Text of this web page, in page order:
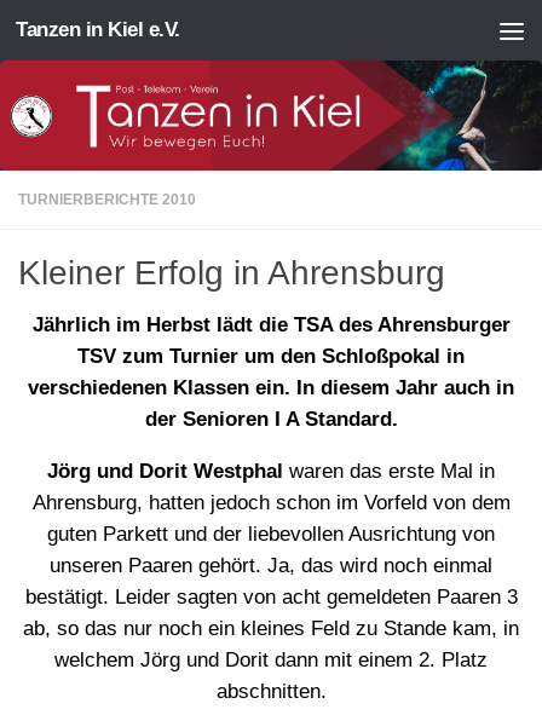
Zum Inhalt springen
Tanzen in Kiel e.V.
TURNIERBERICHTE 2010
Kleiner Erfolg in Ahrensburg
Jährlich im Herbst lädt die TSA des Ahrensburger
TSV zum Turnier um den Schloßpokal in
verschiedenen Klassen ein. In diesem Jahr auch in
der Senioren I A Standard.
Jörg und Dorit Westphal waren das erste Mal in
Ahrensburg, hatten jedoch schon im Vorfeld von dem
guten Parkett und der liebevollen Ausrichtung von
unseren Paaren gehört. Ja, das wird noch einmal
bestätigt. Leider sagten von acht gemeldeten Paaren 3
ab, so das nur noch ein kleines Feld zu Stande kam, in
welchem Jörg und Dorit dann mit einem 2. Platz
abschnitten.